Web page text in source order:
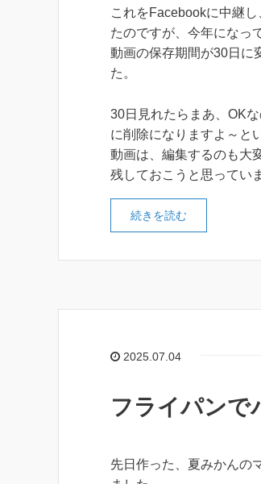
これをFacebookに中継
たのですが、今年になっ
動画の保存期間が30日に
た。
30日見れたらまあ、OK
に削除になりますよ～と
動画は、編集するのも大
残しておこうと思ってい
続きを読む
2025.07.04
フライパンで
先日作った、夏みかんの